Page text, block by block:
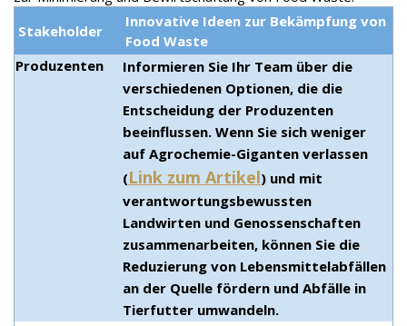
Stakeholder
Innovative Ideen zur Bekämpfung von
Food Waste
Produzenten
Informieren Sie Ihr Team über die
verschiedenen Optionen, die die
Entscheidung der Produzenten
beeinflussen. Wenn Sie sich weniger
auf Agrochemie-Giganten verlassen
(Link zum Artikel) und mit
verantwortungsbewussten
Landwirten und Genossenschaften
zusammenarbeiten, können Sie die
Reduzierung von Lebensmittelabfällen
an der Quelle fördern und Abfälle in
Tierfutter umwandeln.